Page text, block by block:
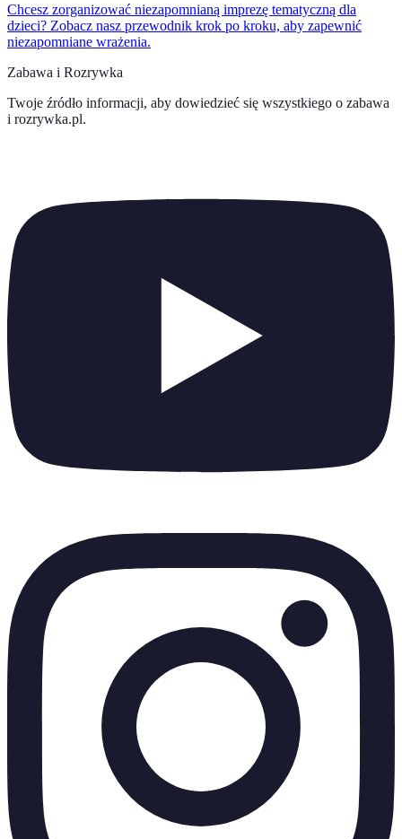
Chcesz zorganizować niezapomnianą imprezę tematyczną dla
dzieci? Zobacz nasz przewodnik krok po kroku, aby zapewnić
niezapomniane wrażenia.
Zabawa i Rozrywka
Twoje źródło informacji, aby dowiedzieć się wszystkiego o zabawa
i rozrywka.pl.